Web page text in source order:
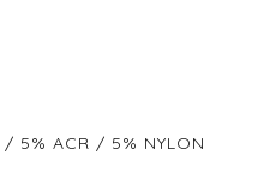
5% ACR / 5% NYLON